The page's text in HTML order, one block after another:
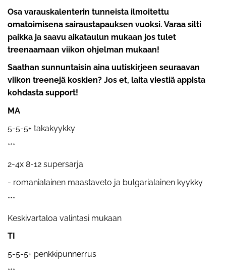
Osa varauskalenterin tunneista ilmoitettu
omatoimisena sairaustapauksen vuoksi. Varaa silti
paikka ja saavu aikataulun mukaan jos tulet
treenaamaan viikon ohjelman mukaan!
Saathan sunnuntaisin aina uutiskirjeen seuraavan
viikon treenejä koskien? Jos et, laita viestiä appista
kohdasta support!
MA
5-5-5+ takakyykky
***
2-4x 8-12 supersarja:
- romanialainen maastaveto ja bulgarialainen kyykky
***
Keskivartaloa valintasi mukaan
TI
5-5-5+ penkkipunnerrus
***